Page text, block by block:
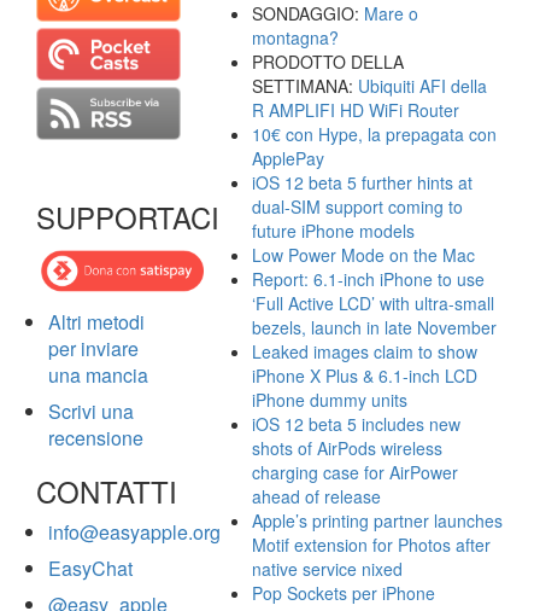
SUPPORTACI
Altri metodi
per inviare
una mancia
Scrivi una
recensione
CONTATTI
info@easyapple.org
EasyChat
@easy_apple
SONDAGGIO: Mare o
montagna?
PRODOTTO DELLA
SETTIMANA: Ubiquiti AFI della
R AMPLIFI HD WiFi Router
10€ con Hype, la prepagata con
ApplePay
iOS 12 beta 5 further hints at
dual-SIM support coming to
future iPhone models
Low Power Mode on the Mac
Report: 6.1-inch iPhone to use
‘Full Active LCD’ with ultra-small
bezels, launch in late November
Leaked images claim to show
iPhone X Plus & 6.1-inch LCD
iPhone dummy units
iOS 12 beta 5 includes new
shots of AirPods wireless
charging case for AirPower
ahead of release
Apple’s printing partner launches
Motif extension for Photos after
native service nixed
Pop Sockets per iPhone